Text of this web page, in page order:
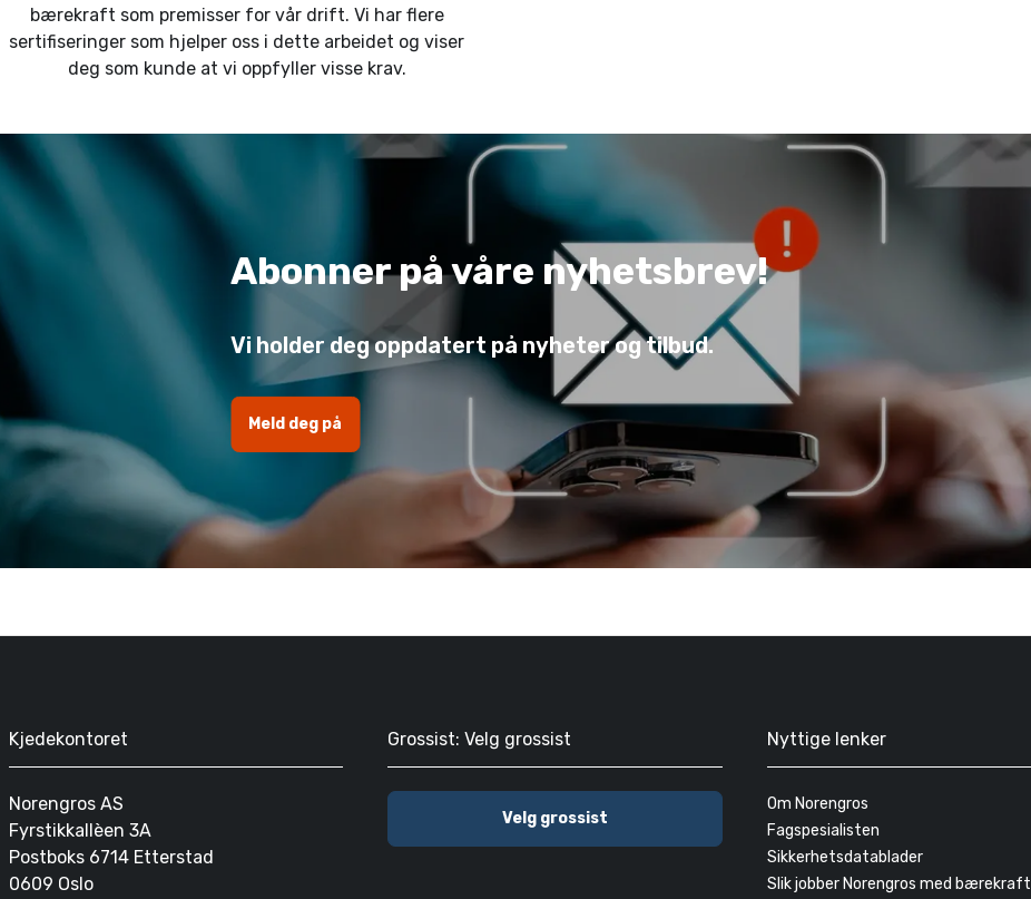
bærekraft som premisser for vår drift. Vi har flere
sertifiseringer som hjelper oss i dette arbeidet og viser
deg som kunde at vi oppfyller visse krav.
Abonner på våre nyhetsbrev!
Vi holder deg oppdatert på nyheter og tilbud.
Meld deg på
Kjedekontoret
Norengros AS
Fyrstikkallèen 3A
Postboks 6714 Etterstad
0609 Oslo
Grossist: Velg grossist
Velg grossist
Nyttige lenker
Om Norengros
Fagspesialisten
Sikkerhetsdatablader
Slik jobber Norengros med bærekraft